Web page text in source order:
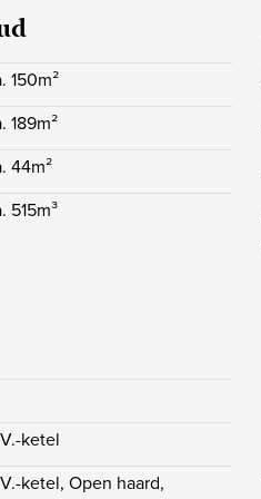
tuinkussen en
150m²
189m²
44m²
515m³
ketel
ketel, Open haard,